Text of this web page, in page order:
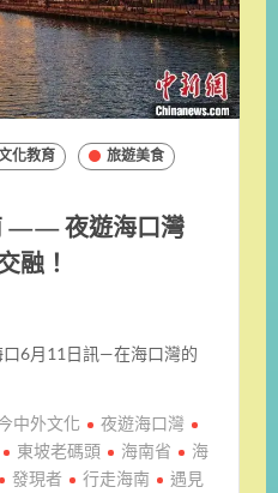
化教育
旅遊美食
—— 夜遊海口灣
融！
口6月11日訊—在海口灣的
中外文化
夜遊海口灣
東坡老碼頭 海南省
海
發現者 行走海南
遇見